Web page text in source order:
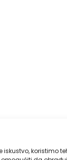
iskustvo, koristimo